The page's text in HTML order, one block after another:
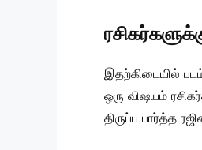
இதற்கிடையில்
ஒரு விஷயம்
திருப்ப பார்த்த